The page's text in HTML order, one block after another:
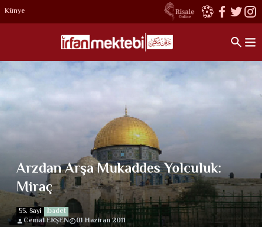
Künye
Arzdan Arşa Mukaddes Yolculuk:
Miraç
55. Sayi İbadet
Cemal ERŞEN
01 Haziran 2011